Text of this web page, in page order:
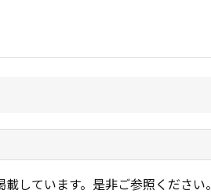
信販系ギフト券
交通プリペイドカード
交通プリペイドカード
交通プリペイドカード
しています。是非ご参照ください。